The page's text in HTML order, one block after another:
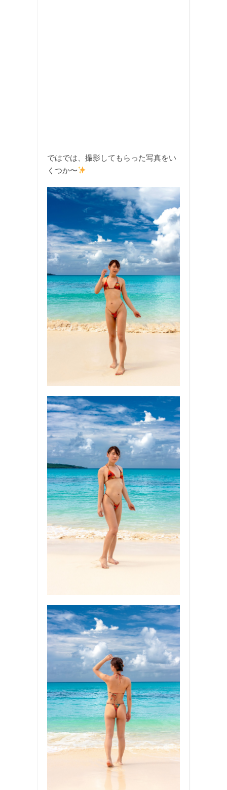
ではでは、撮影してもらった写真をい
くつか〜